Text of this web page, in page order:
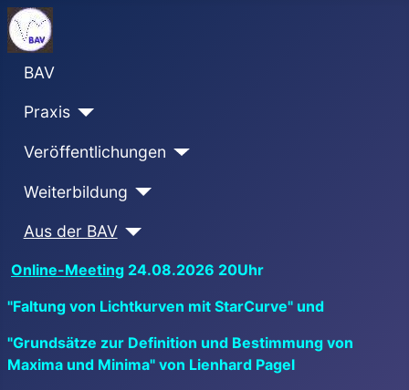
BAV
Praxis
Veröffentlichungen
Weiterbildung
Aus der BAV
Online-Meeting 24.08.2026 20Uhr
"Faltung von Lichtkurven mit StarCurve" und
"Grundsätze zur Definition und Bestimmung von
Maxima und Minima" von Lienhard Pagel